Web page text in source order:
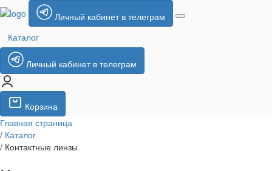
Личный кабинет в телеграм
Каталог
Личный кабинет в телеграм
Корзина
Главная страница
/ Каталог
/ Контактные линзы